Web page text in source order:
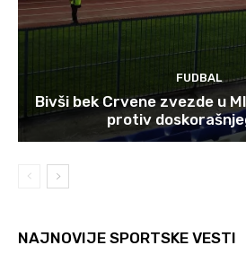
FUDBAL
Bivši bek Crvene zvezde u
protiv
NAJNOVIJE SPORTSKE VESTI